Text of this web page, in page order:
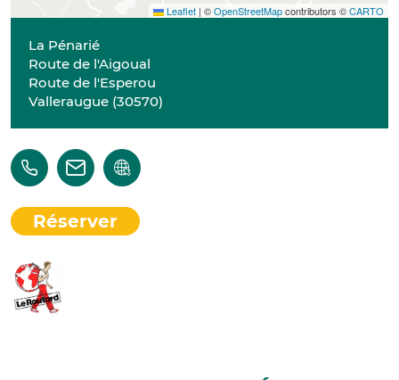
Leaflet | ©OpenStreetMapcontributors ©CARTO
La Pénarié
Route de l'Aigoual
Route de l'Esperou
Valleraugue (30570)
Réserver